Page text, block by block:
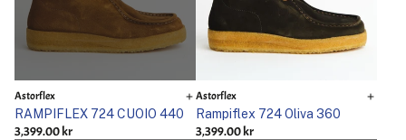
Astorflex
RAMPIFLEX 724 CUOIO 440
3,399.00 kr
Astorflex
Rampiflex 724 Oliva 360
3,399.00 kr